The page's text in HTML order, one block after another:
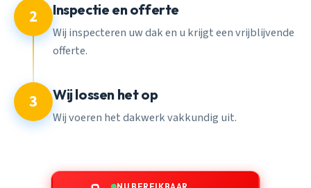
2 Inspectie en offerte
Wij inspecteren uw dak en u krijgt een vrijblijvende
offerte.
3 Wij lossen het op
Wij voeren het dakwerk vakkundig uit.
NU BEREIKBAAR